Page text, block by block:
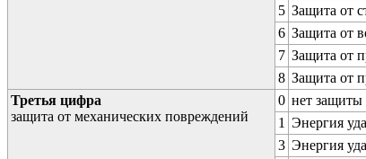
5 Защита от
6 Защита от
7 Защита от
8 Защита от
Третья цифра
защита от механических повреждений
0 нет защиты
1 Энергия
3 Энергия